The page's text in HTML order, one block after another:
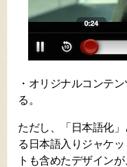
・オリジナルコンテ
る。
ただし、「日本語化
る日本語入りジャケ
トも含めたデザイン